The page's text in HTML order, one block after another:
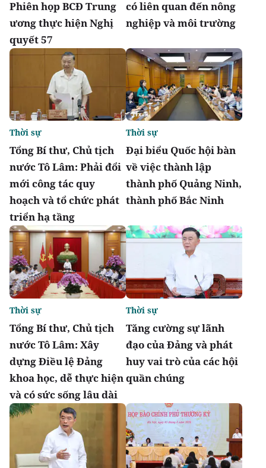
Phiên họp BCĐ Trung
ương thực hiện Nghị
quyết 57
có liên quan đến nông
nghiệp và môi trường
Tổng Bí thư, Chủ tịch
nước Tô Lâm: Phải đổi
mới công tác quy
hoạch và tổ chức phát
triển hạ tầng
Thời sự
Đại biểu Quốc hội bàn
về việc thành lập
thành phố Quảng Ninh,
thành phố Bắc Ninh
Thời sự
Tổng Bí thư, Chủ tịch
nước Tô Lâm: Xây
dựng Điều lệ Đảng
khoa học, dễ thực hiện
và có sức sống lâu dài
Thời sự
Tăng cường sự lãnh
đạo của Đảng và phát
huy vai trò của các hội
quần chúng
Thời sự